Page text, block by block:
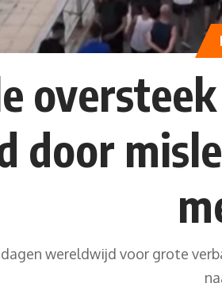
door
wereldwijd voor grote